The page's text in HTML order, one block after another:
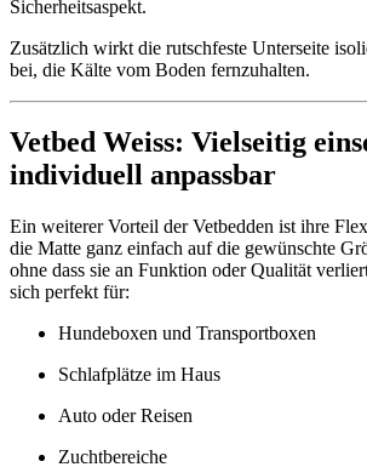
Sicherheitsaspekt.
Zusätzlich wirkt die rutschfeste Unterseite
bei, die Kälte vom Boden fernzuhalten.
Vetbed Weiss: Vielseitig
individuell anpassbar
Ein weiterer Vorteil der Vetbedden ist ihre
die Matte ganz einfach auf die gewünschte
ohne dass sie an Funktion oder Qualität
sich perfekt für:
Hundeboxen und Transportboxen
Schlafplätze im Haus
Auto oder Reisen
Zuchtbereiche